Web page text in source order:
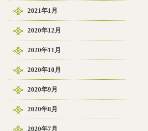
2021年1月
2020年12月
2020年11月
2020年10月
2020年9月
2020年8月
2020年7月